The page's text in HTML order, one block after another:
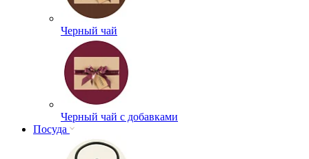
Черный чай
Черный чай с добавками
Посуда